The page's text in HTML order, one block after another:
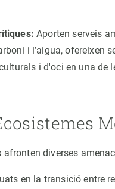
Aporten serveis
i l’aigua, ofereixen
i d'oci en una de
diverses
en la transició entre